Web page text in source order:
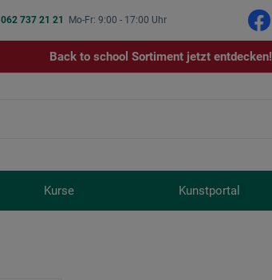
062 737 21 21 Mo-Fr: 9:00 - 17:00 Uhr
Back to school Sortiment jetzt entdecken!
Kurse Kunstportal